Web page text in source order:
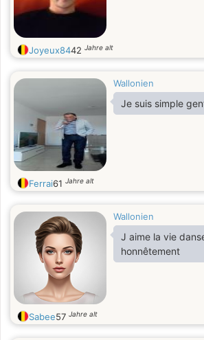
Joyeux8442 Jahre alt
Wallonien
Je suis simple
Ferrai61 Jahre alt
Wallonien
J aime la vie danser mais
honnêtement
Sabee57 Jahre alt